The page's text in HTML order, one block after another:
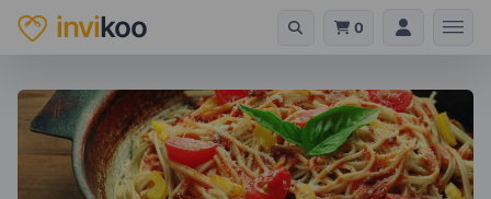
invikoo 0